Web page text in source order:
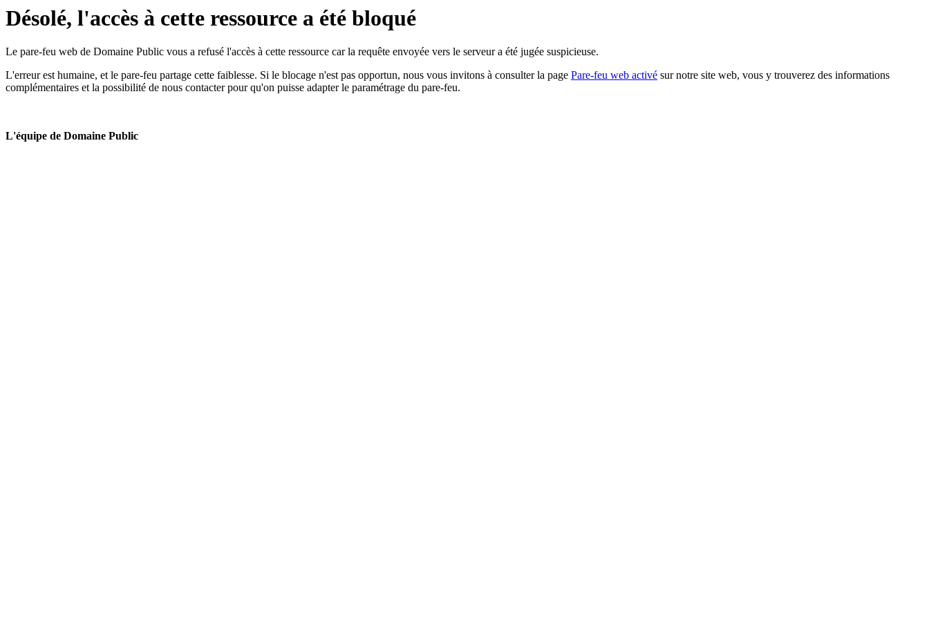
Désolé, l'accès à cette ressource a été bloqué
Le pare-feu web de Domaine Public vous a refusé l'accès à cette ressource car la requête envoyée vers le serveur a été jugée suspicieuse.
L'erreur est humaine, et le pare-feu partage cette faiblesse. Si le blocage n'est pas opportun, nous vous invitons à consulter la page Pare-feu web activé sur notre site web, vous y trouverez des informations
complémentaires et la possibilité de nous contacter pour qu'on puisse adapter le paramétrage du pare-feu.
L'équipe de Domaine Public